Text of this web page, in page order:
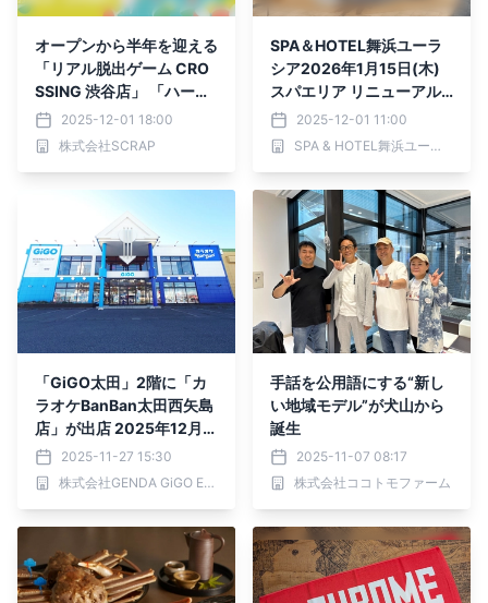
オープンから半年を迎える
「リアル脱出ゲーム CRO
SSING 渋谷店」 「ハーフ
アニバーサリー感謝祭」開
催決定！
2025-12-01 18:00
株式会社SCRAP
SPA＆HOTEL舞浜ユーラ
シア2026年1月15日(木)
スパエリア リニューアル
オープン【第2弾情報公
開！】
2025-12-01 11:00
SPA & HOTEL舞浜ユーラシア
「GiGO太田」2階に「カ
ラオケBanBan太田西矢島
店」が出店 2025年12月1
日(月)グランドオープン
2025-11-27 15:30
株式会社GENDA GiGO Entertainment
手話を公用語にする“新し
い地域モデル”が犬山から
誕生
2025-11-07 08:17
株式会社ココトモファーム